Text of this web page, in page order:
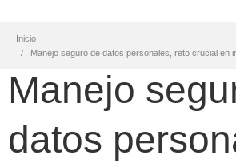
Inicio
Manejo seguro de datos personales, reto crucial en
Manejo
datos